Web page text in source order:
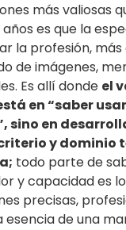
más valiosas
es que la
la profesión, más
de imágenes,
Es allí donde el
en “saber usar
sino en
y dominio
todo parte de
y capacidad es
precisas,
esencia de una